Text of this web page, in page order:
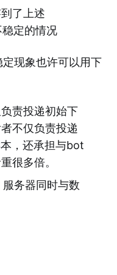
了上述
定的情况
现象也许可以用下
责投递初始下
不仅负责投递
，还承担与bot
很多倍。
务器同时与数